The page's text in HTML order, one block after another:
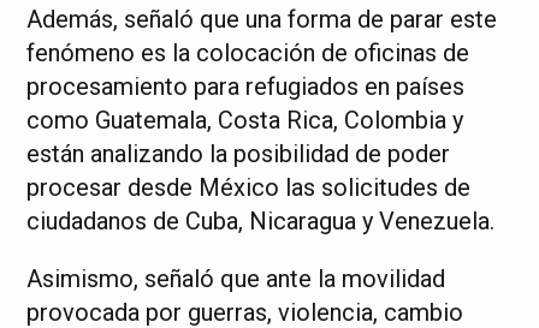
Además, señaló que una forma de parar este
fenómeno es la colocación de oficinas de
procesamiento para refugiados en países
como Guatemala, Costa Rica, Colombia y
están analizando la posibilidad de poder
procesar desde México las solicitudes de
ciudadanos de Cuba, Nicaragua y Venezuela.
Asimismo, señaló que ante la movilidad
provocada por guerras, violencia, cambio